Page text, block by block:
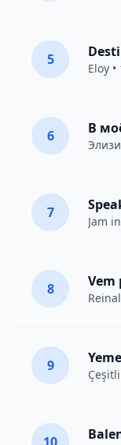
5
Eloy
6 В
7
Jam
8 Vem
9